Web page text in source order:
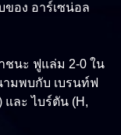
ของ อาร์เซน่อล
ชนะ ฟูแล่ม 2-0 ใน
ามพบกับ เบรนท์ฟ
และ ไบร์ตัน (H,